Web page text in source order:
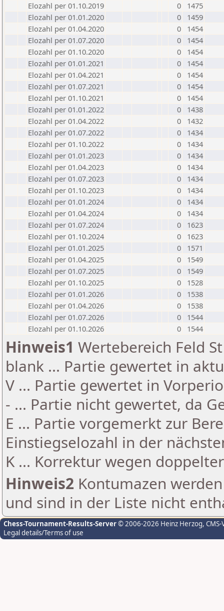
Elozahl per 01.10.2019
0
1475
Elozahl per 01.01.2020
0
1459
Elozahl per 01.04.2020
0
1454
Elozahl per 01.07.2020
0
1454
Elozahl per 01.10.2020
0
1454
Elozahl per 01.01.2021
0
1454
Elozahl per 01.04.2021
0
1454
Elozahl per 01.07.2021
0
1454
Elozahl per 01.10.2021
0
1454
Elozahl per 01.01.2022
0
1438
Elozahl per 01.04.2022
0
1432
Elozahl per 01.07.2022
0
1434
Elozahl per 01.10.2022
0
1434
Elozahl per 01.01.2023
0
1434
Elozahl per 01.04.2023
0
1434
Elozahl per 01.07.2023
0
1434
Elozahl per 01.10.2023
0
1434
Elozahl per 01.01.2024
0
1434
Elozahl per 01.04.2024
0
1434
Elozahl per 01.07.2024
0
1623
Elozahl per 01.10.2024
0
1623
Elozahl per 01.01.2025
0
1571
Elozahl per 01.04.2025
0
1549
Elozahl per 01.07.2025
0
1549
Elozahl per 01.10.2025
0
1528
Elozahl per 01.01.2026
0
1538
Elozahl per 01.04.2026
0
1538
Elozahl per 01.07.2026
0
1544
Elozahl per 01.10.2026
0 1544
Hinweis1 Wertebereich Feld
blank ... Partie gewertet in
V ... Partie gewertet in
- ... Partie nicht gewertet, da
E ... Partie vorgemerkt zur
Einstiegselozahl in der
K ... Korrektur wegen
Hinweis2 Kontumazen
und sind in der Liste nicht
Chess-Tournament-Results-Server© 2006-2026 Heinz Herzog,
Legal details/Terms of use